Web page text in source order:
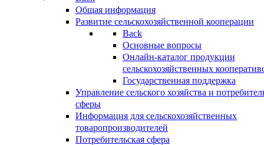
Общая информация
Развитие сельскохозяйственной кооперации
Back
Основные вопросы
Онлайн-каталог продукции
сельскохозяйственных
Государственная поддержка
Управление сельского хозяйства и
сферы
Информация для сельскохозяйственных
товаропроизводителей
Потребительская сфера